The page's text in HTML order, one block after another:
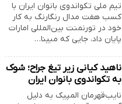
تیم ملی تکواندوی بانوان ایران با
کسب هفت مدال رنگارنگ به کار
خود در تورنمنت بین‌المللی امارات
پایان داد، جایی که مبینا…
ناهید کیانی زیر تیغ جراح؛ شوک
به تکواندوی بانوان ایران
نایب‌قهرمان المپیک به دلیل